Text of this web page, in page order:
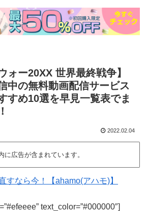
ォー20XX 世界最終戦争】
中の無料動画配信サービス
すめ10選を早見一覧表でま
2022.02.04
に広告が含まれています。
すなら今！【ahamo(アハモ)】
text_color=”#000000″]